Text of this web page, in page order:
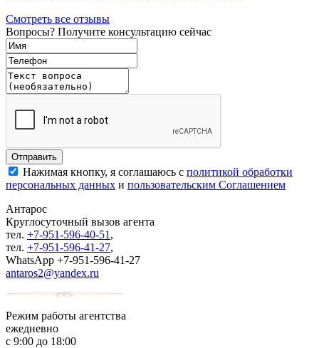
Смотреть все отзывы
Вопросы? Получите консультацию сейчас
Нажимая кнопку, я соглашаюсь с политикой обработки
персональных данных и пользовательским Соглашением
Антарос
Круглосуточный вызов агента
тел. +7-951-596-40-51 ,
тел. +7-951-596-41-27,
WhatsApp +7-951-596-41-27
antaros2@yandex.ru
Режим работы агентства
ежедневно
с 9:00 до 18:00